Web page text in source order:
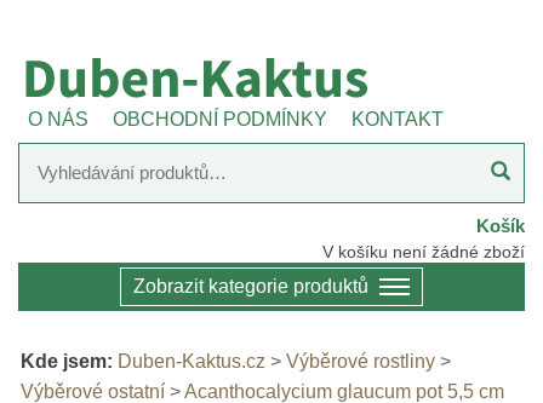
O NÁS OBCHODNÍ PODMÍNKY KONTAKT
Košík
V košíku není žádné zboží
Zobrazit kategorie produktů
Kde jsem: Duben-Kaktus.cz > Výběrové rostliny >
Výběrové ostatní >Acanthocalycium glaucum pot 5,5 cm